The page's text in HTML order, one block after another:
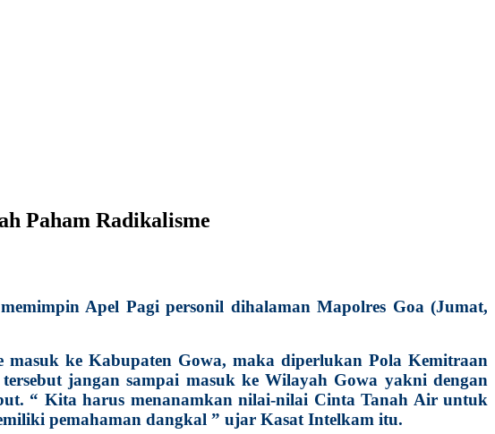
Paham Radikalisme
Apel Pagi personil dihalaman Mapolres Goa (Jumat,
ke Kabupaten Gowa, maka diperlukan Pola Kemitraan
jangan sampai masuk ke Wilayah Gowa yakni dengan
“ Kita harus menanamkan nilai-nilai Cinta Tanah Air untuk
pemahaman dangkal ” ujar Kasat Intelkam itu.